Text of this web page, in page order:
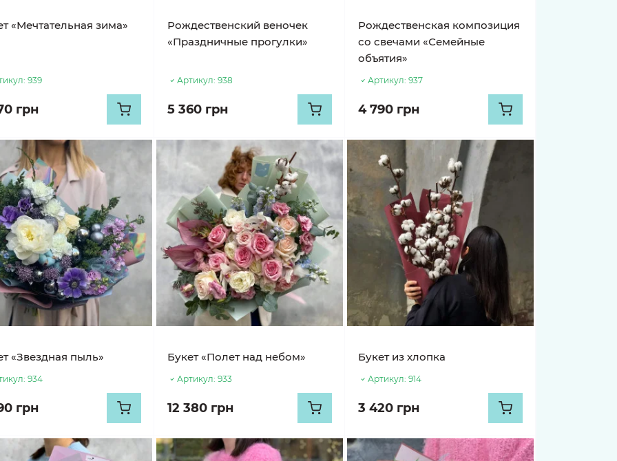
«Мечтательная зима»
939
грн
Рождественский веночек
«Праздничные прогулки»
Артикул: 938
5 360 грн
Рождественская композиция
со свечами «Семейные
объятия»
Артикул: 937
4 790 грн
«Звездная пыль»
934
грн
Букет «Полет над небом»
Артикул: 933
12 380 грн
Букет из хлопка
Артикул: 914
3 420 грн